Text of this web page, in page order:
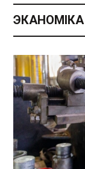
ЭКАНОМІКА